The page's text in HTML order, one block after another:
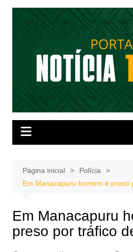
Página inicial
Polícia
Em Manacapuru homem é preso
Em Manacapuru
preso por tráfico